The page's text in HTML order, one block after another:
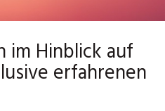
im Hinblick auf
erfahrenen